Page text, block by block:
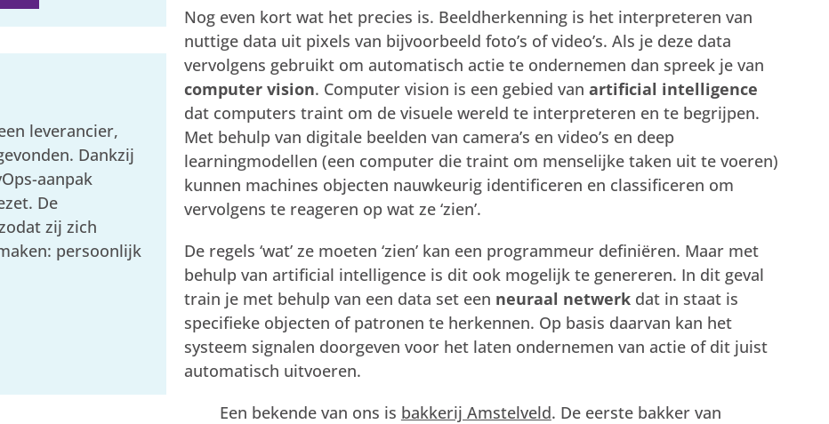
leverancier,
Dankzij
aanpak
De
zij zich
persoonlijk
Nog even kort wat het precies is. Beeldherkenning is het interpreteren van
nuttige data uit pixels van bijvoorbeeld foto’s of video’s. Als je deze data
vervolgens gebruikt om automatisch actie te ondernemen dan spreek je van
computer vision. Computer vision is een gebied van artificial intelligence
dat computers traint om de visuele wereld te interpreteren en te begrijpen.
Met behulp van digitale beelden van camera’s en video’s en deep
learningmodellen (een computer die traint om menselijke taken uit te voeren)
kunnen machines objecten nauwkeurig identificeren en classificeren om
vervolgens te reageren op wat ze ‘zien’.
De regels ‘wat’ ze moeten ‘zien’ kan een programmeur definiëren. Maar met
behulp van artificial intelligence is dit ook mogelijk te genereren. In dit geval
train je met behulp van een data set een neuraal netwerkdat in staat is
specifieke objecten of patronen te herkennen. Op basis daarvan kan het
systeem signalen doorgeven voor het laten ondernemen van actie of dit juist
automatisch uitvoeren.
Een bekende van ons is bakkerij Amstelveld. De eerste bakker van